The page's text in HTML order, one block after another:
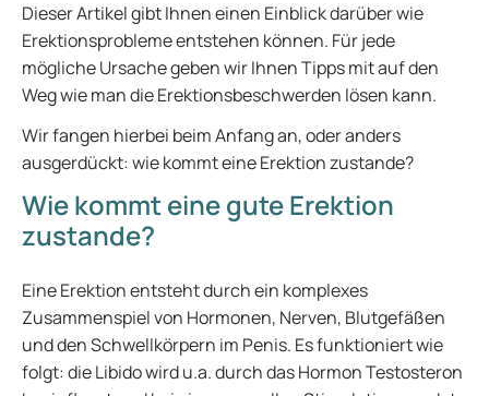
Dieser Artikel gibt Ihnen einen Einblick darüber wie
Erektionsprobleme entstehen können. Für jede
mögliche Ursache geben wir Ihnen Tipps mit auf den
Weg wie man die Erektionsbeschwerden lösen kann.
Wir fangen hierbei beim Anfang an, oder anders
ausgerdückt: wie kommt eine Erektion zustande?
Wie kommt eine gute Erektion
zustande?
Eine Erektion entsteht durch ein komplexes
Zusammenspiel von Hormonen, Nerven, Blutgefäßen
und den Schwellkörpern im Penis. Es funktioniert wie
folgt: die Libido wird u.a. durch das Hormon Testosteron